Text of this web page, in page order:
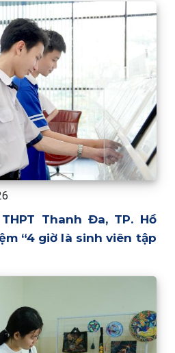
Thanh Đa, TP. Hồ
“4 giờ là sinh viên tập